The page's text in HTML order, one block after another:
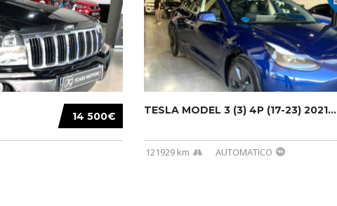
14 500€ TESLA MODEL 3 (3) 4P (17-23) 2021...
121929 km AUTOMATICO